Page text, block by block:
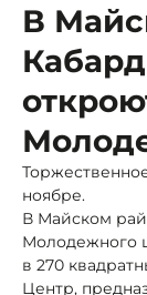
В
ноябре.
В Майском
Молодежного
в 270
Центр,